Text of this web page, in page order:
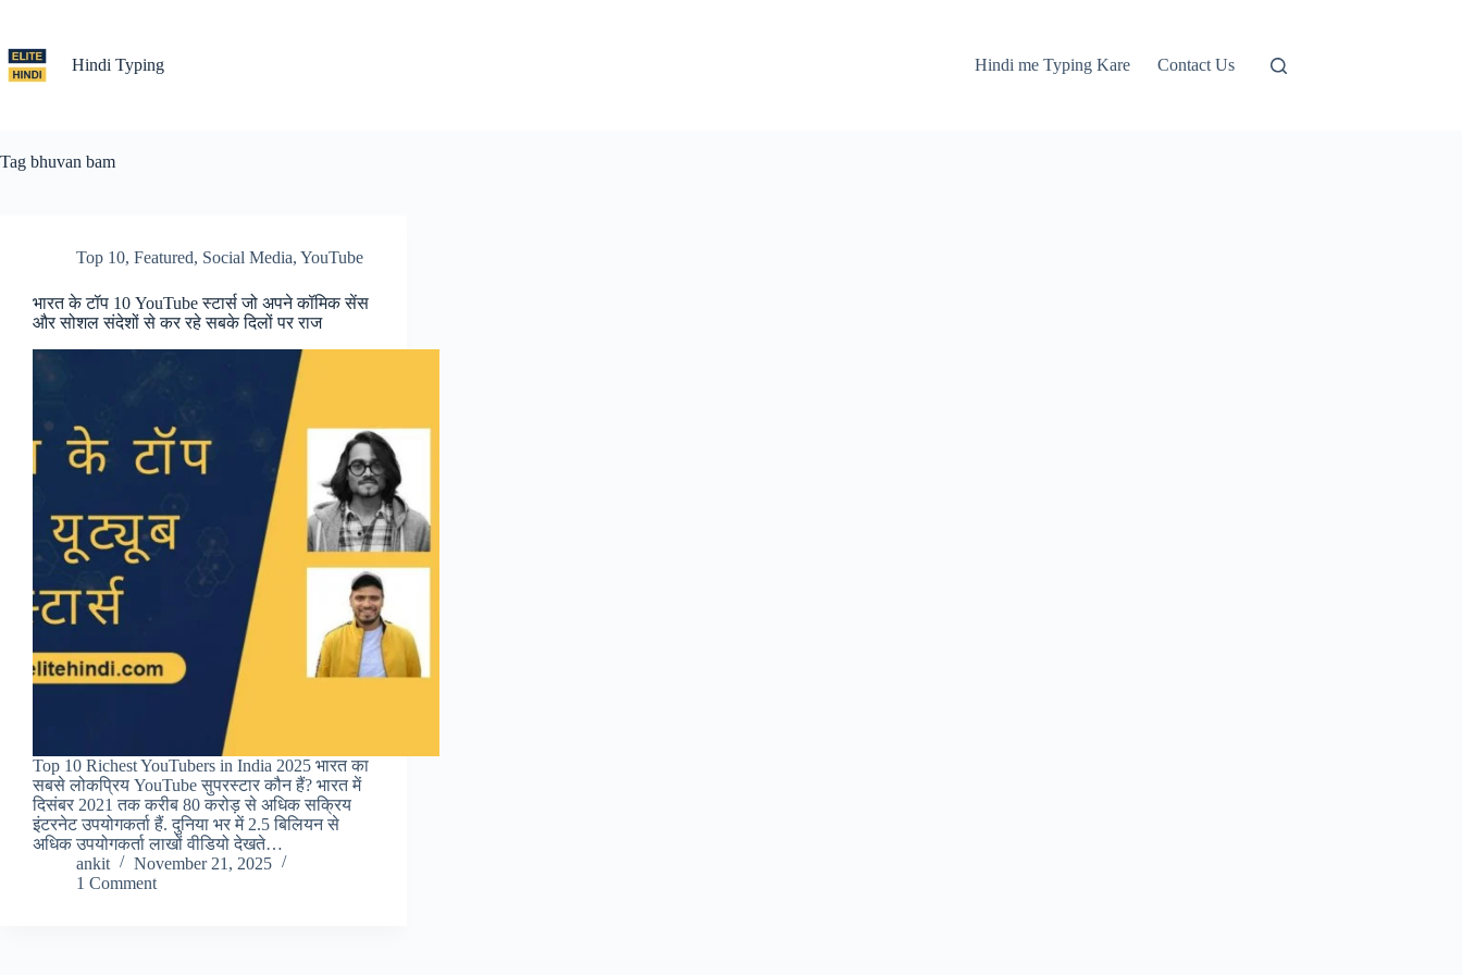
content
Hindi Typing
Hindi me Typing Kare Contact Us
Tag bhuvan bam
Top 10, Featured, Social Media, YouTube
भारत के टॉप 10 YouTube स्टार्स जो अपने कॉमिक सेंस
और सोशल संदेशों से कर रहे सबके दिलों पर राज
Top 10 Richest YouTubers in India 2025 भारत का
सबसे लोकप्रिय YouTube सुपरस्टार कौन हैं? भारत में
दिसंबर 2021 तक करीब 80 करोड़ से अधिक सक्रिय
इंटरनेट उपयोगकर्ता हैं. दुनिया भर में 2.5 बिलियन से
अधिक उपयोगकर्ता लाखों वीडियो देखते…
ankit
November 21, 2025
1 Comment